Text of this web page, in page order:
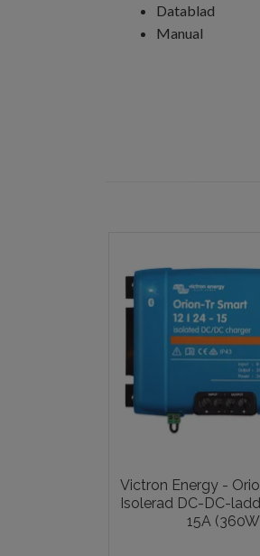
Datablad
Manual
Victron Energy -
Isolerad DC-DC-
15A